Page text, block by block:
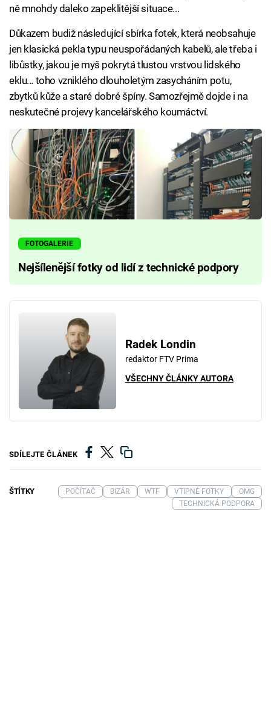
ně mnohdy daleko zapeklitější situace...
Důkazem budiž následující sbírka fotek, která neobsahuje
jen klasická pekla typu neuspořádaných kabelů, ale třeba i
libůstky, jakou je myš pokrytá tlustou vrstvou lidského
eklu... toho vzniklého dlouholetým zasycháním potu,
zbytků kůže a staré dobré špíny. Samozřejmě dojde i na
neskutečné projevy kancelářského koumáctví.
FOTOGALERIE
Nejšílenější fotky od lidí z technické podpory
Radek Londin
redaktor FTV Prima
VŠECHNY ČLÁNKY AUTORA
SDÍLEJTE ČLÁNEK
ŠTÍTKY POČÍTAČ BIZÁR WTF VTIPNÉ FOTKY
OMG
TECHNICKÁ PODPORA